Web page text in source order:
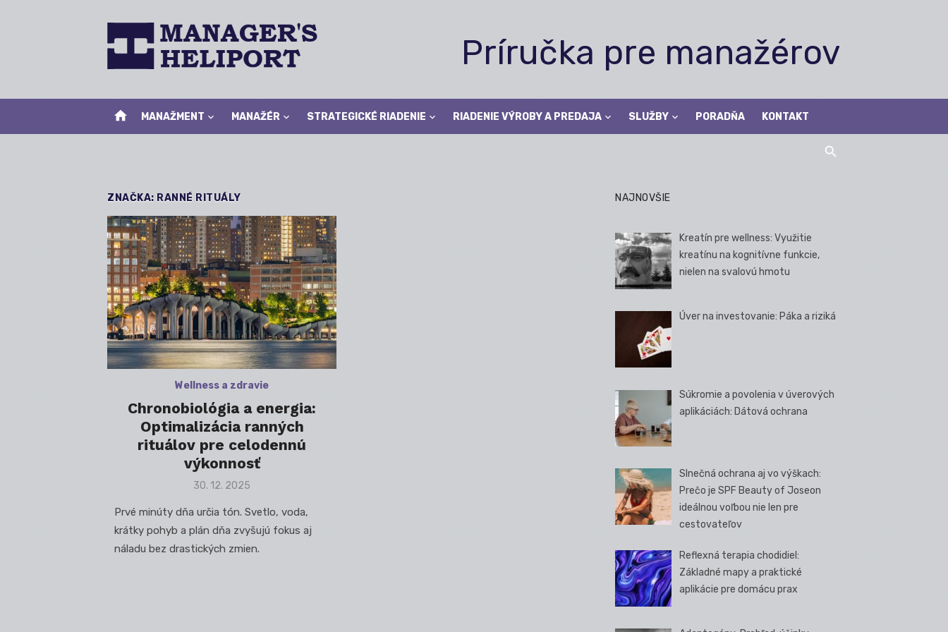
Príručka pre manažérov
home MANAŽMENT MANAŽÉR STRATEGICKÉ RIADENIE RIADENIE VÝROBY A PREDAJA SLUŽBY PORADŇA KONTAKT
ZNAČKA: RANNÉ RITUÁLY
Wellness a zdravie
Chronobiológia a energia:
Optimalizácia ranných
rituálov pre celodennú
výkonnosť
Posted
30. 12. 2025
Prvé minúty dňa určia tón. Svetlo, voda,
krátky pohyb a plán dňa zvyšujú fokus aj
náladu bez drastických zmien.
NAJNOVŠIE
Kreatín pre wellness: Využitie
kreatínu na kognitívne funkcie,
nielen na svalovú hmotu
Úver na investovanie: Páka a riziká
Súkromie a povolenia v úverových
aplikáciách: Dátová ochrana
Slnečná ochrana aj vo výškach:
Prečo je SPF Beauty of Joseon
ideálnou voľbou nie len pre
cestovateľov
Reflexná terapia chodidiel:
Základné mapy a praktické
aplikácie pre domácu prax